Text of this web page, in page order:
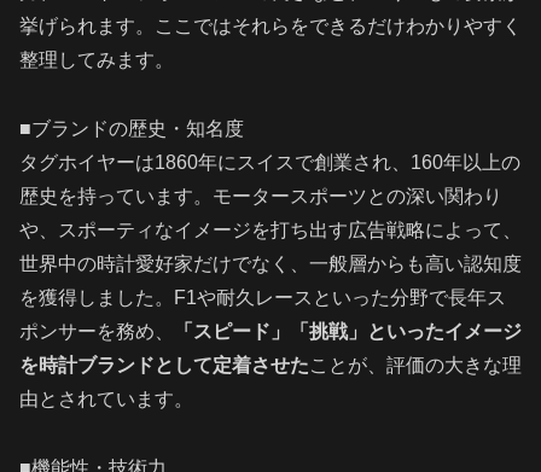
挙げられます。ここではそれらをできるだけわかりやすく
整理してみます。
■ブランドの歴史・知名度
タグホイヤーは1860年にスイスで創業され、160年以上の
歴史を持っています。モータースポーツとの深い関わり
や、スポーティなイメージを打ち出す広告戦略によって、
世界中の時計愛好家だけでなく、一般層からも高い認知度
を獲得しました。F1や耐久レースといった分野で長年ス
ポンサーを務め、
「スピード」「挑戦」といったイメージ
を時計ブランドとして定着させたことが、評価の大きな理
由とされています。
■機能性・技術力